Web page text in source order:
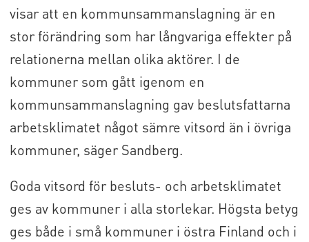
visar att en kommunsammanslagning är en
stor förändring som har långvariga effekter på
relationerna mellan olika aktörer. I de
kommuner som gått igenom en
kommunsammanslagning gav beslutsfattarna
arbetsklimatet något sämre vitsord än i övriga
kommuner, säger Sandberg.
Goda vitsord för besluts- och arbetsklimatet
ges av kommuner i alla storlekar. Högsta betyg
ges både i små kommuner i östra Finland och i